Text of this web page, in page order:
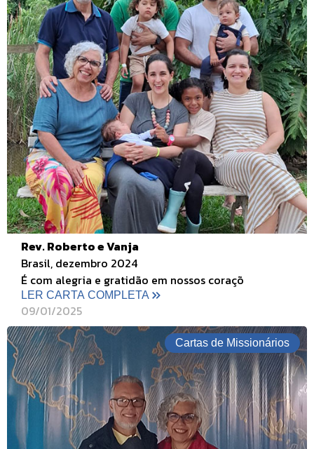
Rev. Roberto e Vanja
Brasil, dezembro 2024
É com alegria e gratidão em nossos coraçõ
LER CARTA COMPLETA
09/01/2025
Cartas de Missionários